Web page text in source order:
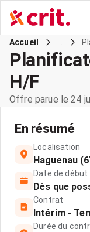
Accueil
H/F
Offre parue le 24
En résumé
Localisation
Haguenau
Date de début
Dès que
Contrat
Intérim -
Durée du